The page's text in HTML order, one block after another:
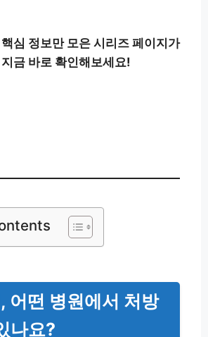
심 정보만 모은 시리즈 페이지가
금 바로 확인해보세요!
어떤 병원에서 처방
나요?